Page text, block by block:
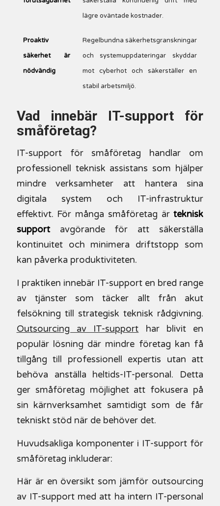
lägre oväntade kostnader.
Proaktiv
säkerhet är
nödvändig
Regelbundna säkerhetsgranskningar
och systemuppdateringar skyddar
mot cyberhot och säkerställer en
stabil arbetsmiljö.
Vad innebär IT-support för
småföretag?
IT-support för småföretag handlar om
professionell teknisk assistans som hjälper
mindre verksamheter att hantera sina
digitala system och IT-infrastruktur
effektivt. För många småföretag ärteknisk
supportavgörande för att säkerställa
kontinuitet och minimera driftstopp som
kan påverka produktiviteten.
I praktiken innebär IT-support en bred range
av tjänster som täcker allt från akut
felsökning till strategisk teknisk rådgivning.
Outsourcing av IT-support har blivit en
populär lösning där mindre företag kan få
tillgång till professionell expertis utan att
behöva anställa heltids-IT-personal. Detta
ger småföretag möjlighet att fokusera på
sin kärnverksamhet samtidigt som de får
tekniskt stöd när de behöver det.
Huvudsakliga komponenter i IT-support för
småföretag inkluderar:
Här är en översikt som jämför outsourcing
av IT-support med att ha intern IT-personal